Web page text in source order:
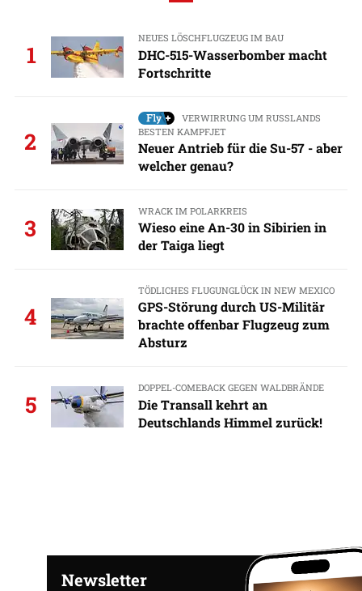
1
NEUES LÖSCHFLUGZEUG IM BAU
DHC-515-Wasserbomber macht
Fortschritte
2
VERWIRRUNG UM RUSSLANDS
BESTEN KAMPFJET
Neuer Antrieb für die Su-57 - aber
welcher genau?
3
WRACK IM POLARKREIS
Wieso eine An-30 in Sibirien in
der Taiga liegt
4
TÖDLICHES FLUGUNGLÜCK IN NEW MEXICO
GPS-Störung durch US-Militär
brachte offenbar Flugzeug zum
Absturz
5
DOPPEL-COMEBACK GEGEN WALDBRÄNDE
Die Transall kehrt an
Deutschlands Himmel zurück!
Newsletter